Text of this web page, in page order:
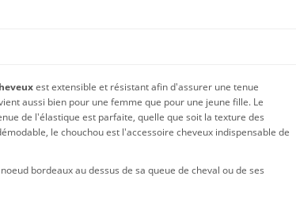
est extensible et résistant afin d'assurer une tenue
aussi bien pour une femme que pour une jeune fille. Le
de l'élastique est parfaite, quelle que soit la texture des
le chouchou est l'accessoire cheveux indispensable de
bordeaux au dessus de sa queue de cheval ou de ses